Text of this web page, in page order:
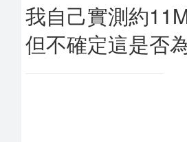
我自己實測約
但不確定這是否